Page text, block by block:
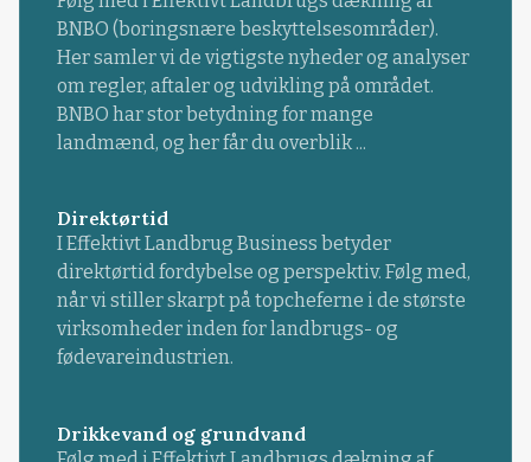
BNBO (boringsnære beskyttelsesområder).
Her samler vi de vigtigste nyheder og analyser
om regler, aftaler og udvikling på området.
BNBO har stor betydning for mange
landmænd, og her får du overblik ...
Direktørtid
I Effektivt Landbrug Business betyder
direktørtid fordybelse og perspektiv. Følg med,
når vi stiller skarpt på topcheferne i de største
virksomheder inden for landbrugs- og
fødevareindustrien.
Drikkevand og grundvand